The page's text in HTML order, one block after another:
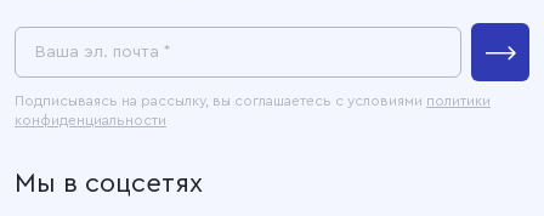
Пресс-центр
Контакты
Карта сайта
Ваша эл. почта *
Подписываясь на рассылку, вы соглашаетесь с условиями политики
конфиденциальности
Мы в соцсетях